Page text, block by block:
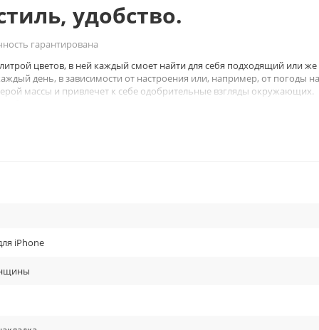
удобство.
гарантирована
цветов, в ней каждый смоет найти для себя подходящий или же
день, в зависимости от настроения или, например, от погоды на
массы и привлечет к себе одобрительные взгляды окружающих.
iPhone